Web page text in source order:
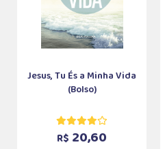
Jesus, Tu És a Minha Vida
(Bolso)
R$ 20,60